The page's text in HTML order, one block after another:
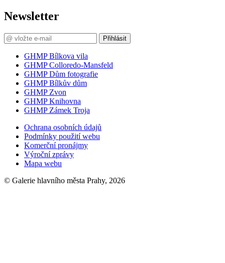
Newsletter
Přihlásit
GHMP Bílkova vila
GHMP Colloredo-Mansfeld
GHMP Dům fotografie
GHMP Bílkův dům
GHMP Zvon
GHMP Knihovna
GHMP Zámek Troja
Ochrana osobních údajů
Podmínky použití webu
Komerční pronájmy
Výroční zprávy
Mapa webu
© Galerie hlavního města Prahy, 2026